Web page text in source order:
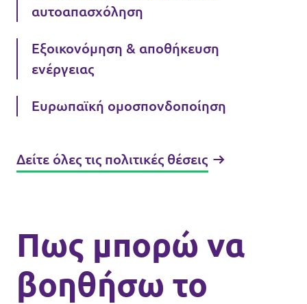
αυτοαπασχόληση
Εξοικονόμηση & αποθήκευση
ενέργειας
Ευρωπαϊκή ομοσπονδοποίηση
Δείτε όλες τις πολιτικές θέσεις
Πως μπορώ να
βοηθήσω το